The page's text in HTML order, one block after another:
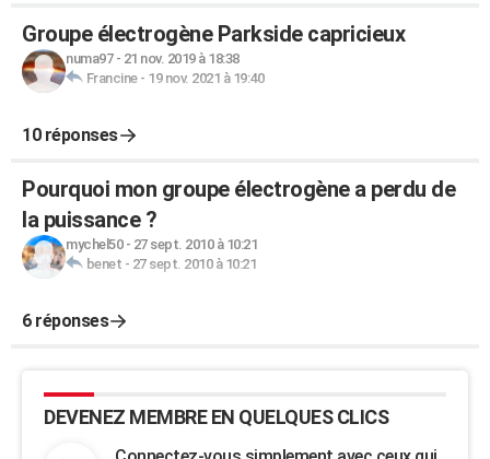
Groupe électrogène Parkside capricieux
numa97- 21 nov. 2019 à 18:38
Francine- 19 nov. 2021 à 19:40
10 réponses
Pourquoi mon groupe électrogène a perdu de
la puissance ?
mychel50- 27 sept. 2010 à 10:21
benet - 27 sept. 2010 à 10:21
6 réponses
DEVENEZ MEMBRE EN QUELQUES CLICS